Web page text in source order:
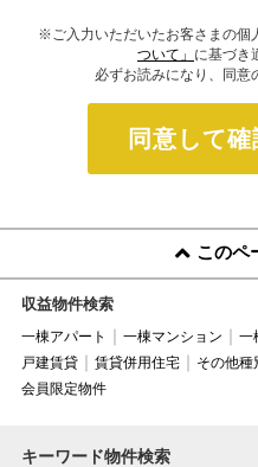
※ご入力いただいたお客さまの個
ついて」 に基づき
必ずお読みになり、同意
同意して
このペ
収益物件検索
一棟アパート 一棟マンション 一
戸建賃貸
賃貸併用住宅 その他種
会員限定物件
キーワード物件検索